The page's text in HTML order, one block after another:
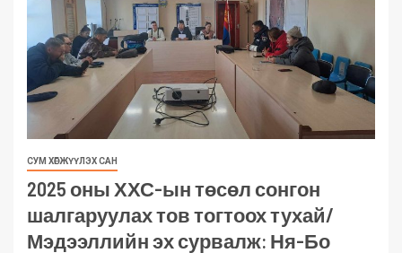
СУМ ХӨГЖҮҮЛЭХ САН
2025 оны ХХС-ын төсөл сонгон
шалгаруулах тов тогтоох тухай/
Мэдээллийн эх сурвалж: Ня-Бо